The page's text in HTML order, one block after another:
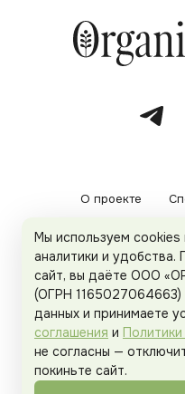
О проекте
Рекламодателям
Мы используем cookies
аналитики и
сайт, вы даёте ООО
(ОГРН 1165027064663)
данных и принимаете
соглашения и
не согласны —
покиньте сайт.